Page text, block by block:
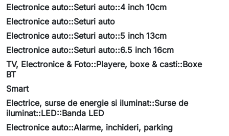
Electronice auto::Seturi auto::4 inch 10cm
Electronice auto::Seturi auto
Electronice auto::Seturi auto::5 inch 13cm
Electronice auto::Seturi auto::6.5 inch 16cm
TV, Electronice & Foto::Playere, boxe & casti::Boxe
BT
Smart
Electrice, surse de energie si iluminat::Surse de
iluminat::LED::Banda LED
Electronice auto::Alarme, inchideri, parking